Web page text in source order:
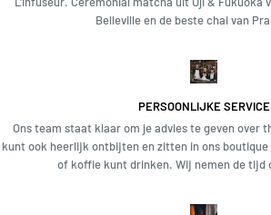
Bereidingswijze:Belleville en de beste chai van
PERSOONLIJKE SERVICE
Ons team staat klaar om je advies te geven over
kunt ook heerlijk ontbijten en zitten in ons
of koffie kunt drinken. Wij nemen de tijd